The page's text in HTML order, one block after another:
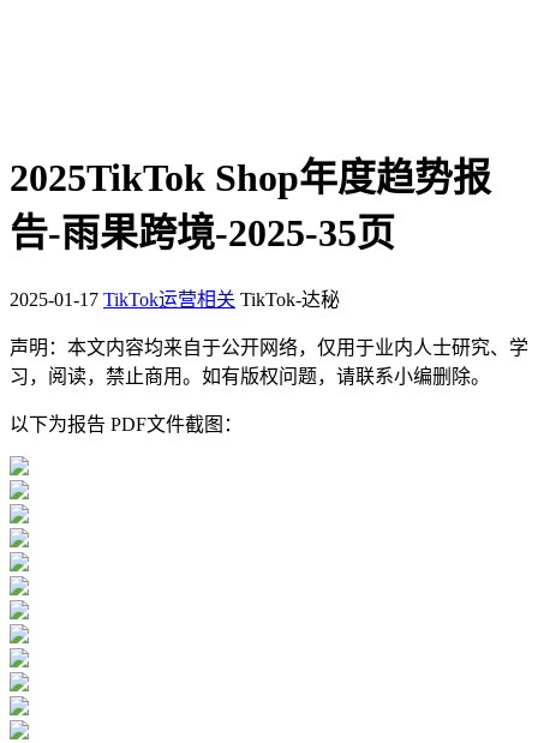
2025TikTok Shop年度趋势报
告-雨果跨境-2025-35页
2025-01-17 TikTok运营相关 TikTok-达秘
声明：本文内容均来自于公开网络，仅用于业内人士研究、学
习，阅读，禁止商用。如有版权问题，请联系小编删除。
以下为报告 PDF文件截图：